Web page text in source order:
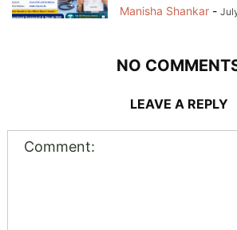
Manisha Shankar -
NO
LEAVE A REPLY